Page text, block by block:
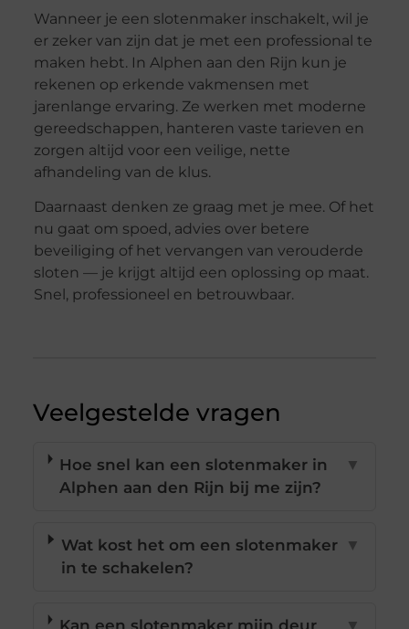
Wanneer je een slotenmaker inschakelt, wil je
er zeker van zijn dat je met een professional te
maken hebt. In Alphen aan den Rijn kun je
rekenen op erkende vakmensen met
jarenlange ervaring. Ze werken met moderne
gereedschappen, hanteren vaste tarieven en
zorgen altijd voor een veilige, nette
afhandeling van de klus.
Daarnaast denken ze graag met je mee. Of het
nu gaat om spoed, advies over betere
beveiliging of het vervangen van verouderde
sloten — je krijgt altijd een oplossing op maat.
Snel, professioneel en betrouwbaar.
Veelgestelde vragen
Hoe snel kan een slotenmaker in
Alphen aan den Rijn bij me zijn?
▼
Wat kost het om een slotenmaker
in te schakelen?
▼